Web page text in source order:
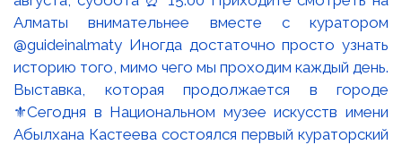
Выставка, которая продолжается в городе
⚜️Сегодня в Национальном музее искусств имени
Абылхана Кастеева состоялся первый кураторский